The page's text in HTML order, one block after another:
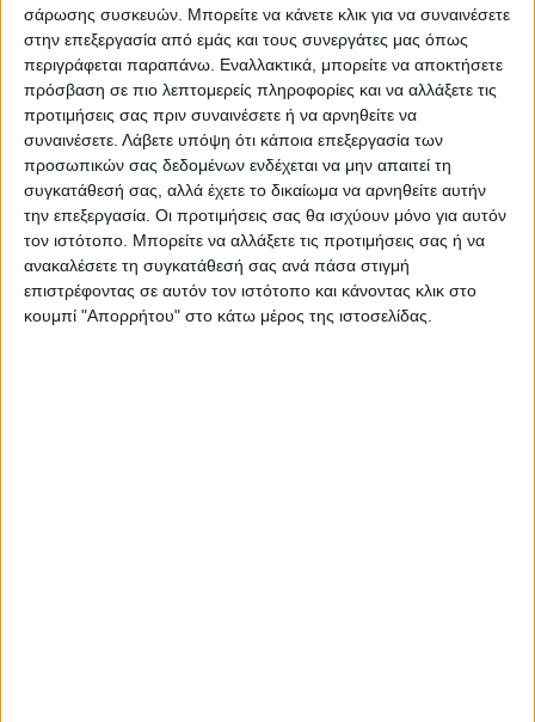
σάρωσης συσκευών. Μπορείτε να κάνετε κλικ για να συναινέσετε
στην επεξεργασία από εμάς και τους συνεργάτες μας όπως
περιγράφεται παραπάνω. Εναλλακτικά, μπορείτε να αποκτήσετε
πρόσβαση σε πιο λεπτομερείς πληροφορίες και να αλλάξετε τις
προτιμήσεις σας πριν συναινέσετε ή να αρνηθείτε να
συναινέσετε. Λάβετε υπόψη ότι κάποια επεξεργασία των
προσωπικών σας δεδομένων ενδέχεται να μην απαιτεί τη
συγκατάθεσή σας, αλλά έχετε το δικαίωμα να αρνηθείτε αυτήν
την επεξεργασία. Οι προτιμήσεις σας θα ισχύουν μόνο για αυτόν
τον ιστότοπο. Μπορείτε να αλλάξετε τις προτιμήσεις σας ή να
ανακαλέσετε τη συγκατάθεσή σας ανά πάσα στιγμή
επιστρέφοντας σε αυτόν τον ιστότοπο και κάνοντας κλικ στο
κουμπί "Απορρήτου" στο κάτω μέρος της ιστοσελίδας.
Τεχνικά χαρακτηριστικά:
Χρώμα: μαύρο – καρυδί, μαξιλάρια ανοιχτό γκρι με
τόνους του μπλε
Κατασκευασμένο από ξύλο πεύκου εμποτισμού και
μέταλλο εξαιρετικής ποιότητας και υψηλών αντοχών
στη φθορά και στο χρόνο.
Στα μαξιλάρια χρησιμοποιείται
αδιάβροχο πολυεστερικό ύφασμα.